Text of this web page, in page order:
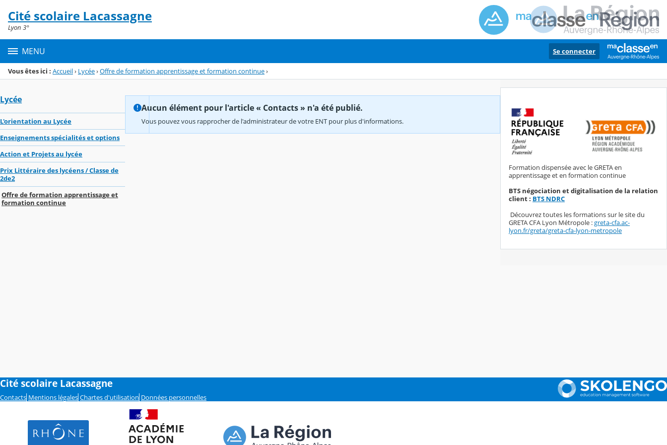
Menu de la rubrique
Contenu
Cité scolaire Lacassagne
Lyon 3°
MENU Se connecter
Vous êtes ici : Accueil› Lycée›Offre de formation apprentissage et formation continue›
Lycée
L'orientation au Lycée
Enseignements spécialités et options
Action et Projets au lycée
Prix Littéraire des lycéens / Classe de
2de2
Offre de formation apprentissage et
formation continue
Aucun élément pour l'article « Contacts » n'a été publié.
Vous pouvez vous rapprocher de l'administrateur de votre ENT pour plus d'informations.
Formation dispensée avec le GRETA en
apprentissage et en formation continue
BTS négociation et digitalisation de la relation
client : BTS NDRC
Découvrez toutes les formations sur le site du
GRETA CFA Lyon Métropole :greta-cfa.ac-
lyon.fr/greta/greta-cfa-lyon-metropole
Cité scolaire Lacassagne
Contacts Mentions légales Chartes d'utilisation Données personnelles